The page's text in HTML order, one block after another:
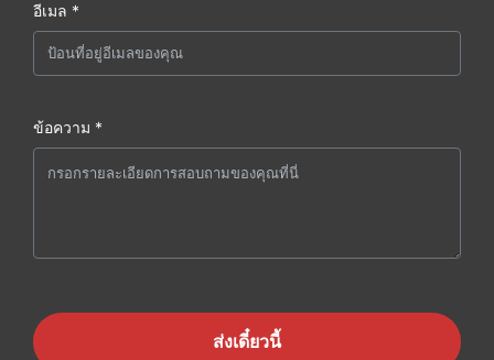
อีเมล *
ข้อความ *
ส่งเดี๋ยวนี้